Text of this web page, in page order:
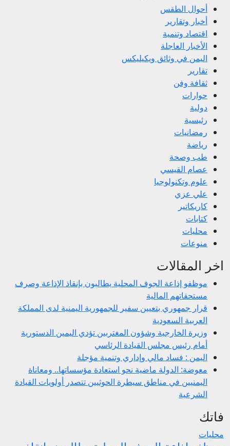
أحوال الطقس
أخبار وتقارير
اقتصاد وتنمية
الأخبار العاجلة
اليمن في وثائق ويكيليكس
تقارير
ثقافة وفن
حوارات
دولية
رئيسية
رمضانيات
رياضة
طب وصحة
عصام القيسي
علوم وتكنولوجيا
علي عزي
كاريكاتير
كتابات
محليات
منوعات
اخر المقالات
موظفو إذاعة الجوف المحلية يطالبون بإنقاذ الإذاعة وصرف
مستحقاتهم المالية
قرار جمهوري بتعيين سفير للجمهورية اليمنية لدى المملكة
العربية السعودية
وزيرة الخارجية وشؤون المغتربين تؤدي اليمين الدستورية
أمام رئيس مجلس القيادة الرئاسي
اليمن : فساد مالي وإداري وتنمية مؤجلة
معوضة: الدولة ماضية نحو استعادة مؤسساتها.. ومعاناة
اليمنيين في مناطق سيطرة الحوثيين تتصدر أولويات القيادة
الشرعية
فاتك
محليات